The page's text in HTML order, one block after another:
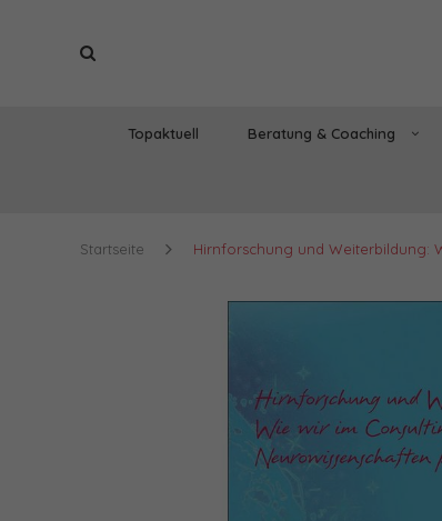
Topaktuell Beratung & Coaching
Startseite Hirnforschung und Weiterbildung: